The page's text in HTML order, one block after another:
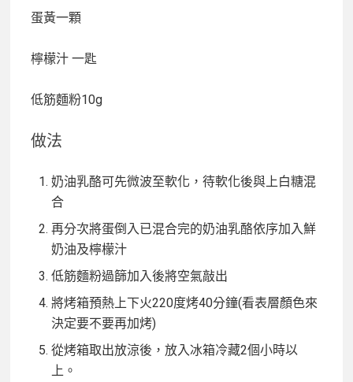
蛋黃一顆
檸檬汁 一匙
低筋麵粉10g
做法
奶油乳酪可先微波至軟化，待軟化後與上白糖混
合
再分次將蛋倒入已混合完的奶油乳酪依序加入鮮
奶油及檸檬汁
低筋麵粉過篩加入後將空氣敲出
將烤箱預熱上下火220度烤40分鐘(看表層顏色來
決定要不要再加烤)
從烤箱取出放涼後，放入冰箱冷藏2個小時以
上。